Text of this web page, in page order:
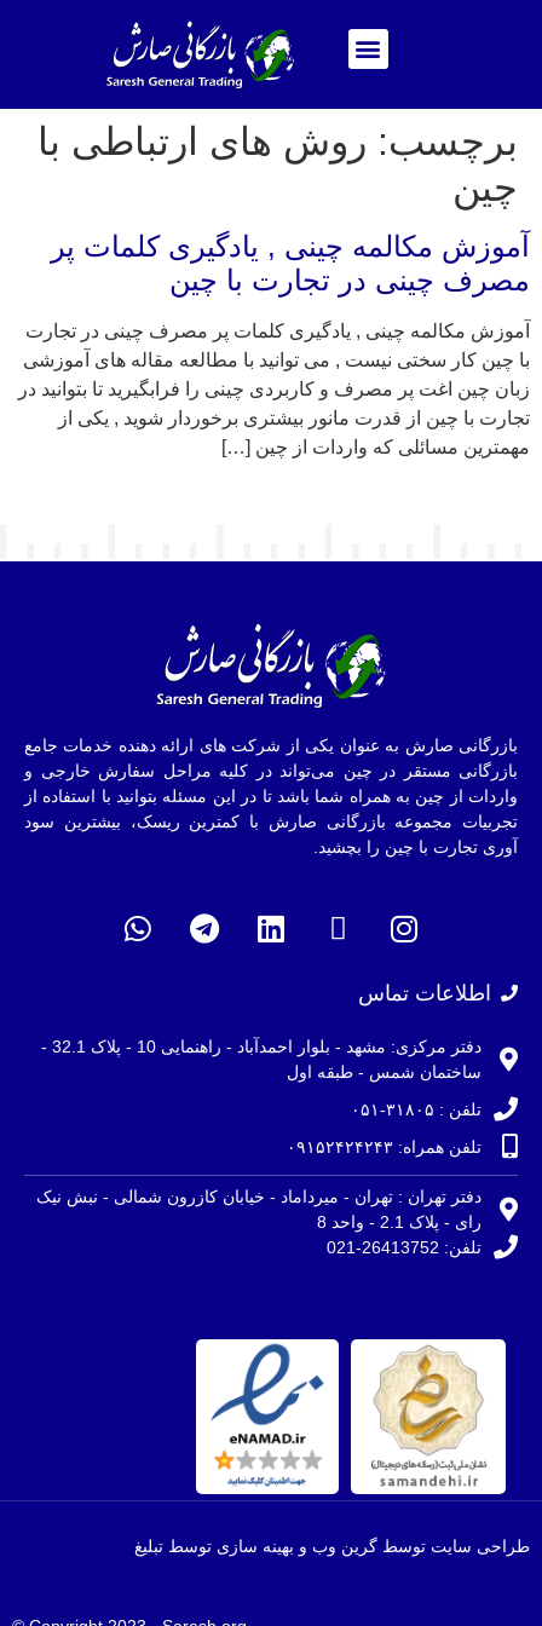
برچسب: روش های ارتباطی با
چین
آموزش مکالمه چینی , یادگیری کلمات پر
مصرف چینی در تجارت با چین
آموزش مکالمه چینی , یادگیری کلمات پر مصرف چینی در تجارت
با چین کار سختی نیست , می توانید با مطالعه مقاله های آموزشی
زبان چین اغت پر مصرف و کاربردی چینی را فرابگیرید تا بتوانید در
تجارت با چین از قدرت مانور بیشتری برخوردار شوید , یکی از
مهمترین مسائلی که واردات از چین […]
بازرگانی صارش به عنوان یکی از شرکت های ارائه دهنده خدمات جامع
بازرگانی مستقر در چین می‌تواند در کلیه مراحل سفارش خارجی و
واردات از چین به همراه شما باشد تا در این مسئله بتوانید با استفاده از
تجربیات مجموعه بازرگانی صارش با کمترین ریسک، بیشترین سود
آوری تجارت با چین را بچشید.
اطلاعات تماس
دفتر مرکزی: مشهد - بلوار احمدآباد - راهنمایی 10 - پلاک 32.1 -
ساختمان شمس - طبقه اول
تلفن : ۳۱۸۰۵-۰۵۱
تلفن همراه: ۰۹۱۵۲۴۲۴۲۴۳
دفتر تهران : تهران - میرداماد - خیابان کازرون شمالی - نبش نیک
رای - پلاک 2.1 - واحد 8
تلفن: 26413752-021
طراحی سایت توسط گرین وب و بهینه سازی توسط تبلیغ